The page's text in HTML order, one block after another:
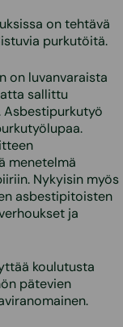
on tehtävä
purkutöitä.
on luvanvaraista
sallittu
Asbestipurkutyö
menetelmä
Nykyisin myös
asbestipitoisten
ja
koulutusta
pätevien